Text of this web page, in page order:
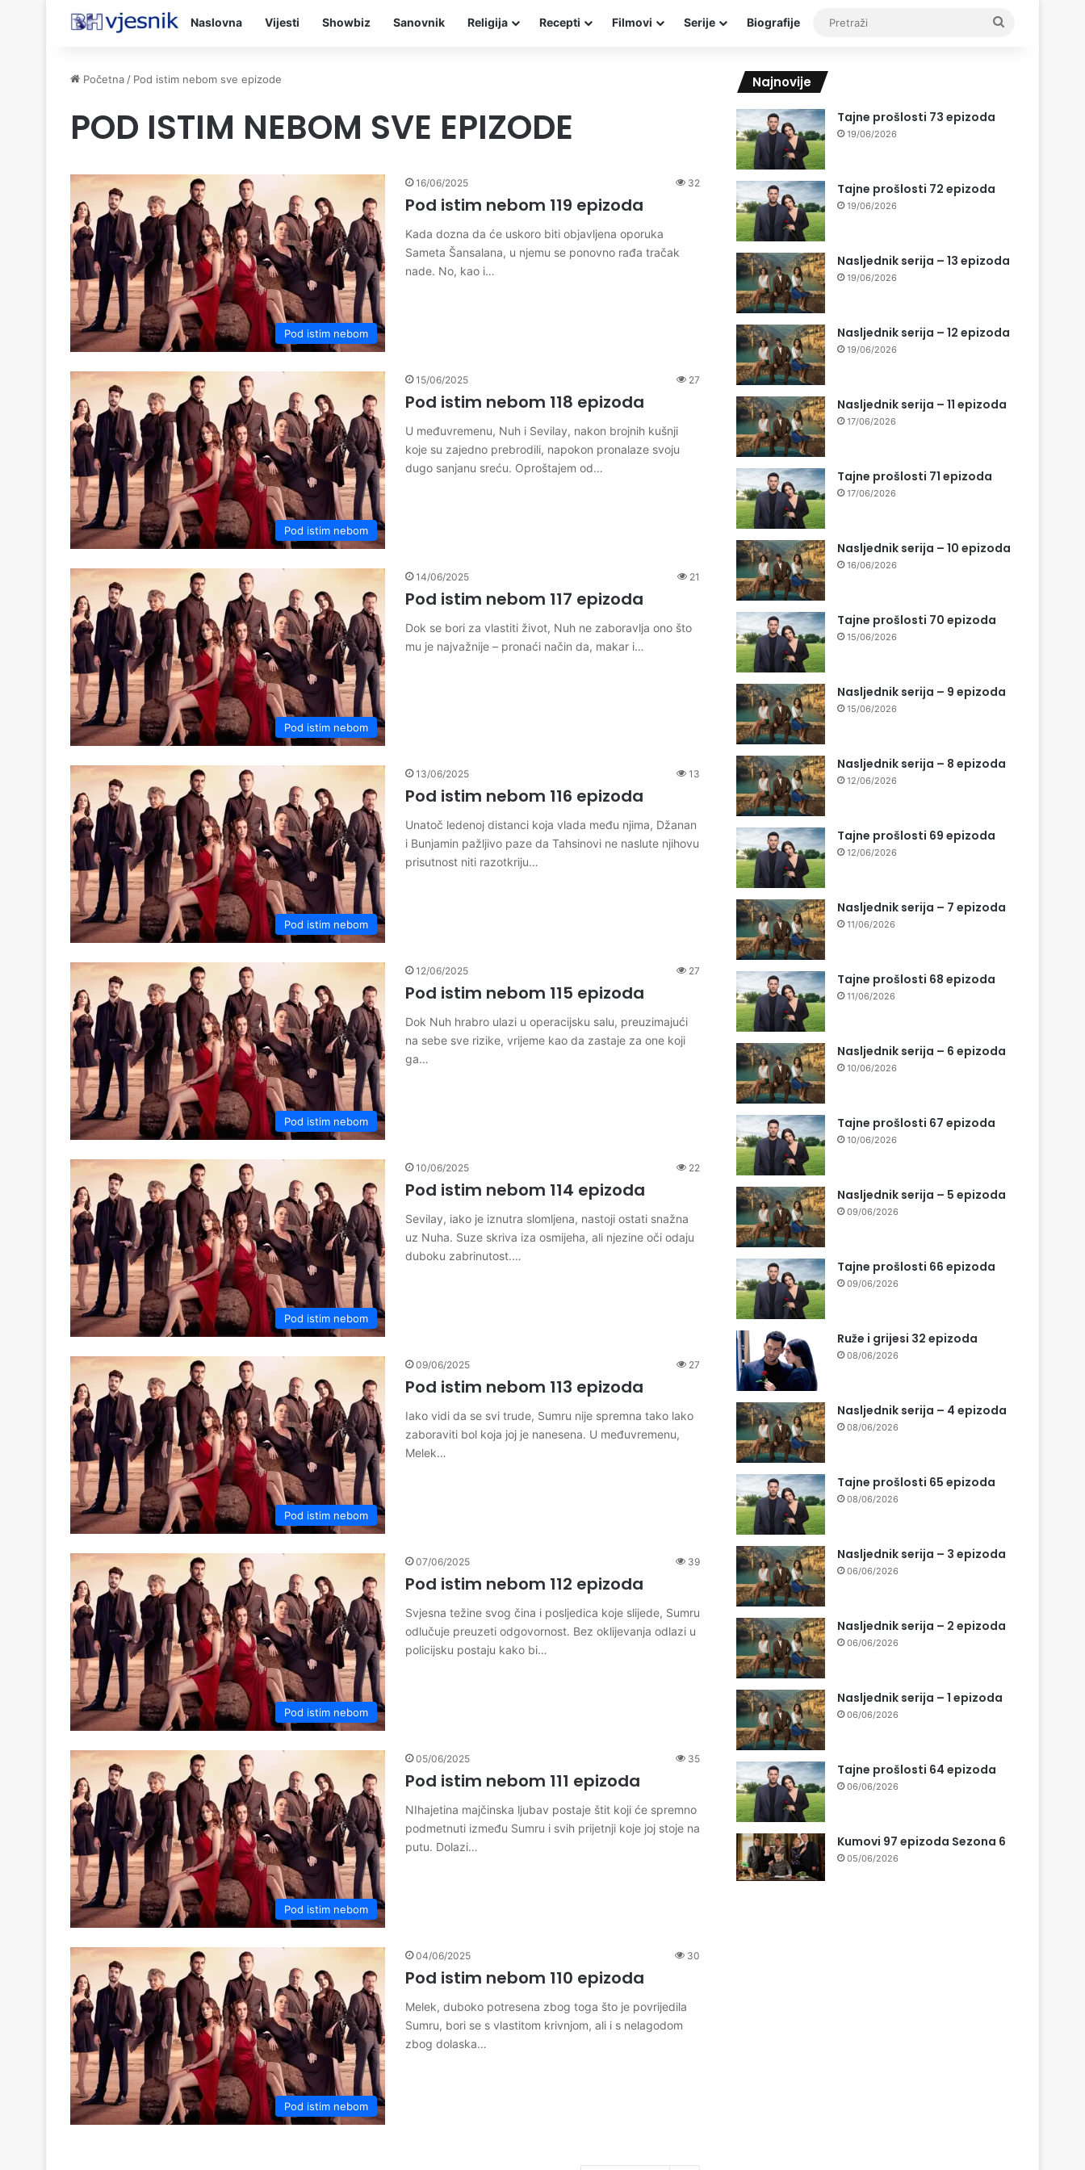
Naslovna Vijesti Showbiz Sanovnik Religija Recepti Filmovi Serije Biografije
Početna / Pod istim nebom sve epizode
POD ISTIM NEBOM SVE EPIZODE
Pod istim nebom
16/06/2025 32
Pod istim nebom 119 epizoda
Kada dozna da će uskoro biti objavljena oporuka
Sameta Šansalana, u njemu se ponovno rađa tračak
nade. No, kao i…
Pod istim nebom
15/06/2025 27
Pod istim nebom 118 epizoda
U međuvremenu, Nuh i Sevilay, nakon brojnih kušnji
koje su zajedno prebrodili, napokon pronalaze svoju
dugo sanjanu sreću. Oproštajem od…
Pod istim nebom
14/06/2025 21
Pod istim nebom 117 epizoda
Dok se bori za vlastiti život, Nuh ne zaboravlja ono što
mu je najvažnije – pronaći način da, makar i…
Pod istim nebom
13/06/2025 13
Pod istim nebom 116 epizoda
Unatoč ledenoj distanci koja vlada među njima, Džanan
i Bunjamin pažljivo paze da Tahsinovi ne naslute njihovu
prisutnost niti razotkriju…
Pod istim nebom
12/06/2025 27
Pod istim nebom 115 epizoda
Dok Nuh hrabro ulazi u operacijsku salu, preuzimajući
na sebe sve rizike, vrijeme kao da zastaje za one koji
ga…
Pod istim nebom
10/06/2025 22
Pod istim nebom 114 epizoda
Sevilay, iako je iznutra slomljena, nastoji ostati snažna
uz Nuha. Suze skriva iza osmijeha, ali njezine oči odaju
duboku zabrinutost.…
Pod istim nebom
09/06/2025 27
Pod istim nebom 113 epizoda
Iako vidi da se svi trude, Sumru nije spremna tako lako
zaboraviti bol koja joj je nanesena. U međuvremenu,
Melek…
Pod istim nebom
07/06/2025 39
Pod istim nebom 112 epizoda
Svjesna težine svog čina i posljedica koje slijede, Sumru
odlučuje preuzeti odgovornost. Bez oklijevanja odlazi u
policijsku postaju kako bi…
Pod istim nebom
05/06/2025 35
Pod istim nebom 111 epizoda
NIhajetina majčinska ljubav postaje štit koji će spremno
podmetnuti između Sumru i svih prijetnji koje joj stoje na
putu. Dolazi…
Pod istim nebom
04/06/2025 30
Pod istim nebom 110 epizoda
Melek, duboko potresena zbog toga što je povrijedila
Sumru, bori se s vlastitom krivnjom, ali i s nelagodom
zbog dolaska…
Najnovije
Tajne prošlosti 73 epizoda
19/06/2026
Tajne prošlosti 72 epizoda
19/06/2026
Nasljednik serija – 13 epizoda
19/06/2026
Nasljednik serija – 12 epizoda
19/06/2026
Nasljednik serija – 11 epizoda
17/06/2026
Tajne prošlosti 71 epizoda
17/06/2026
Nasljednik serija – 10 epizoda
16/06/2026
Tajne prošlosti 70 epizoda
15/06/2026
Nasljednik serija – 9 epizoda
15/06/2026
Nasljednik serija – 8 epizoda
12/06/2026
Tajne prošlosti 69 epizoda
12/06/2026
Nasljednik serija – 7 epizoda
11/06/2026
Tajne prošlosti 68 epizoda
11/06/2026
Nasljednik serija – 6 epizoda
10/06/2026
Tajne prošlosti 67 epizoda
10/06/2026
Nasljednik serija – 5 epizoda
09/06/2026
Tajne prošlosti 66 epizoda
09/06/2026
Ruže i grijesi 32 epizoda
08/06/2026
Nasljednik serija – 4 epizoda
08/06/2026
Tajne prošlosti 65 epizoda
08/06/2026
Nasljednik serija – 3 epizoda
06/06/2026
Nasljednik serija – 2 epizoda
06/06/2026
Nasljednik serija – 1 epizoda
06/06/2026
Tajne prošlosti 64 epizoda
06/06/2026
Kumovi 97 epizoda Sezona 6
05/06/2026